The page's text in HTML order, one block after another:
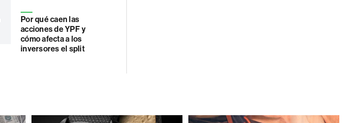
Por qué caen las
acciones de YPF y
cómo afecta a los
inversores el split